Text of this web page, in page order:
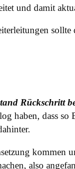
und damit
sollte
Rückschritt
haben, dass
kommen
also